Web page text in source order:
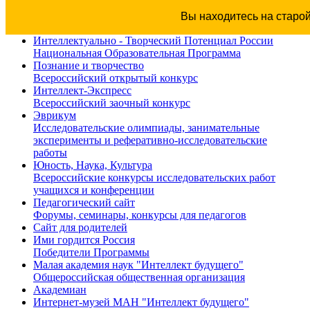
Вы находитесь на
Интеллектуально - Творческий Потенциал России
Национальная Образовательная Программа
Познание и творчество
Всероссийский открытый конкурс
Интеллект-Экспресс
Всероссийский заочный конкурс
Эврикум
Исследовательские олимпиады, занимательные
эксперименты и реферативно-исследовательские
работы
Юность, Наука, Культура
Всероссийские конкурсы исследовательских работ
учащихся и конференции
Педагогический сайт
Форумы, семинары, конкурсы для педагогов
Сайт для родителей
Ими гордится Россия
Победители Программы
Малая академия наук "Интеллект будущего"
Общероссийская общественная организация
Академиан
Интернет-музей МАН "Интеллект будущего"